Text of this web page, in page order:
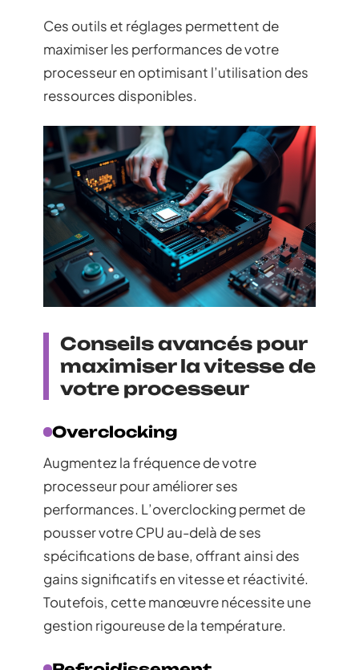
Ces outils et réglages permettent de
maximiser les performances de votre
processeur en optimisant l’utilisation des
ressources disponibles.
Conseils avancés pour
maximiser la vitesse de
votre processeur
Overclocking
Augmentez la fréquence de votre
processeur pour améliorer ses
performances. L’overclocking permet de
pousser votre CPU au-delà de ses
spécifications de base, offrant ainsi des
gains significatifs en vitesse et réactivité.
Toutefois, cette manœuvre nécessite une
gestion rigoureuse de la température.